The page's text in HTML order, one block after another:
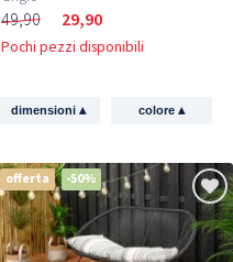
49,90 29,90
Pochi pezzi disponibili
dimensioni▴ colore ▴
offerta -50%